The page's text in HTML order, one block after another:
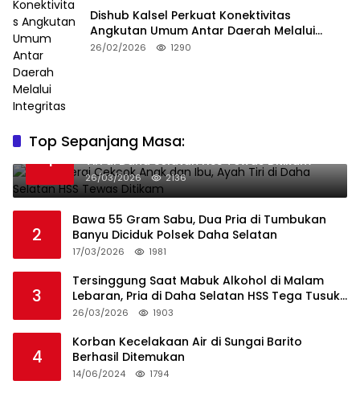
Dishub Kalsel Perkuat Konektivitas
Angkutan Umum Antar Daerah Melalui
Integritas
26/02/2026 1290
Top Sepanjang Masa:
1
Niat Melerai Cekcok Anak dan Ibu, Ayah
Tiri di Daha Selatan HSS Tewas Ditikam
26/03/2026 2136
2
Bawa 55 Gram Sabu, Dua Pria di Tumbukan
Banyu Diciduk Polsek Daha Selatan
17/03/2026 1981
3
Tersinggung Saat Mabuk Alkohol di Malam
Lebaran, Pria di Daha Selatan HSS Tega Tusuk
Teman Sendiri
26/03/2026 1903
4
Korban Kecelakaan Air di Sungai Barito
Berhasil Ditemukan
14/06/2024 1794